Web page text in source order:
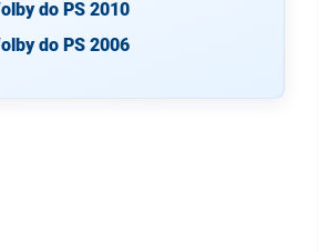
do PS 2010
do PS 2006